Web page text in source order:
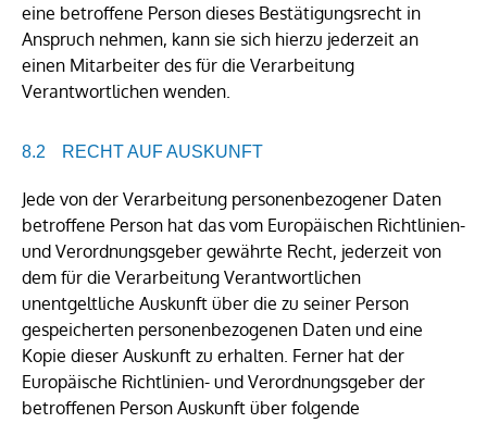
eine betroffene Person dieses Bestätigungsrecht in
Anspruch nehmen, kann sie sich hierzu jederzeit an
einen Mitarbeiter des für die Verarbeitung
Verantwortlichen wenden.
RECHT AUF AUSKUNFT
Jede von der Verarbeitung personenbezogener Daten
betroffene Person hat das vom Europäischen Richtlinien-
und Verordnungsgeber gewährte Recht, jederzeit von
dem für die Verarbeitung Verantwortlichen
unentgeltliche Auskunft über die zu seiner Person
gespeicherten personenbezogenen Daten und eine
Kopie dieser Auskunft zu erhalten. Ferner hat der
Europäische Richtlinien- und Verordnungsgeber der
betroffenen Person Auskunft über folgende